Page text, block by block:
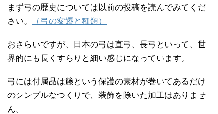
まず弓の歴史については以前の投稿を読んでみてくだ
さい。
（弓の変遷と種類）
おさらいですが、日本の弓は直弓、長弓といって、世
界的にも長くすらりと細い感じになっています。
弓には付属品は籐という保護の素材が巻いてあるだけ
のシンプルなつくりで、装飾を除いた加工はありませ
ん。